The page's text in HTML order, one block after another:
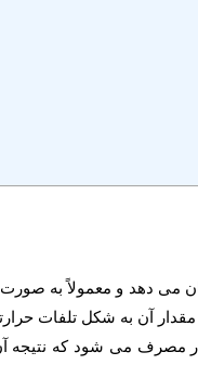
می دهد و معمولاً به
آن به شکل تلفات
مصرف می شود که نتیجه